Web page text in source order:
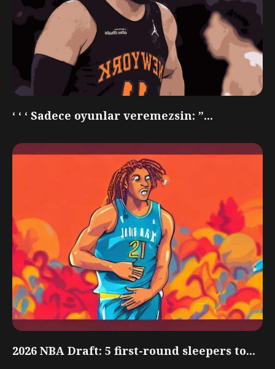
‘ ‘ ‘ Sadece oyunlar veremezsin: ”...
2026 NBA Draft: 5 first-round sleepers to...